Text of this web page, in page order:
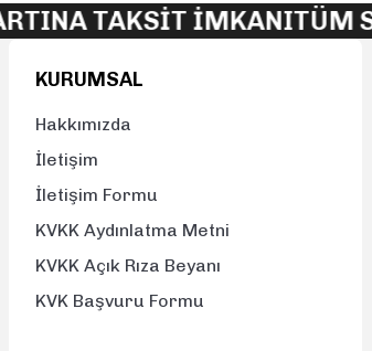
Ürün bilgilerinde hatalar bulunuyor.
Bu ürüne benzer farklı alternatifler olmalı.
TAKSİT İMKANITÜM
KURUMSAL
Hakkımızda
İletişim
İletişim Formu
KVKK Aydınlatma Metni
KVKK Açık Rıza Beyanı
KVK Başvuru Formu